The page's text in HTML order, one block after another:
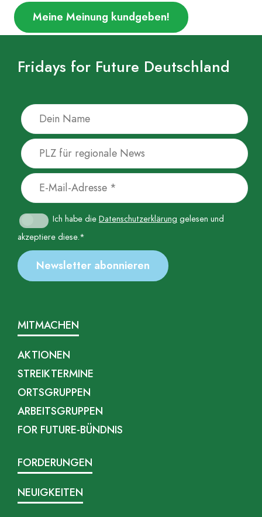
Fridays for Future Deutschland
Ich habe die Datenschutzerklärung gelesen und
akzeptiere diese.*
MITMACHEN
AKTIONEN
STREIKTERMINE
ORTSGRUPPEN
ARBEITSGRUPPEN
FOR FUTURE-BÜNDNIS
FORDERUNGEN
NEUIGKEITEN